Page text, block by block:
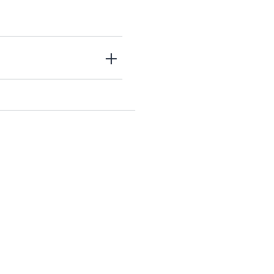
А. А. Кодяков, П. Г.
— URL:
обращения:
article/n/povyshenie-
viewer (дата